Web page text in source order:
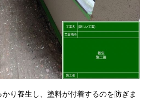
り養生し、塗料が付着するのを防ぎま